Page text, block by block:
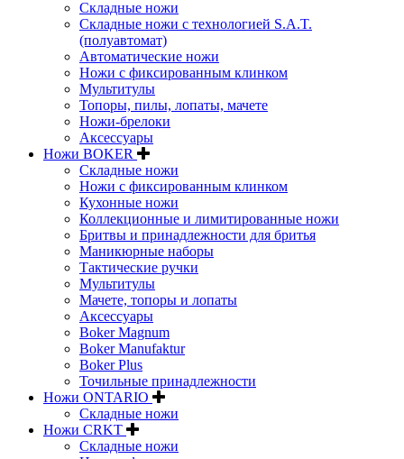
Складные ножи
Складные ножи с технологией S.A.T.
(полуавтомат)
Автоматические ножи
Ножи с фиксированным клинком
Мультитулы
Топоры, пилы, лопаты, мачете
Ножи-брелоки
Аксессуары
Ножи BOKER
Складные ножи
Ножи с фиксированным клинком
Кухонные ножи
Коллекционные и лимитированные ножи
Бритвы и принадлежности для бритья
Маникюрные наборы
Тактические ручки
Мультитулы
Мачете, топоры и лопаты
Аксессуары
Boker Magnum
Boker Manufaktur
Boker Plus
Точильные принадлежности
Ножи ONTARIO
Складные ножи
Ножи CRKT
Складные ножи